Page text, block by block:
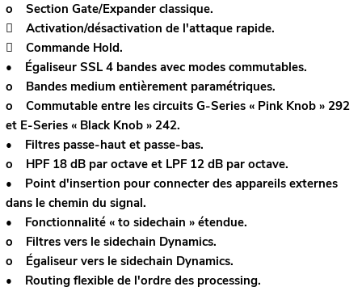
o Section Gate/Expander classique.
 Activation/désactivation de l'attaque rapide.
 Commande Hold.
• Égaliseur SSL 4 bandes avec modes commutables.
o Bandes medium entièrement paramétriques.
o Commutable entre les circuits G-Series « Pink Knob » 292
et E-Series « Black Knob » 242.
• Filtres passe-haut et passe-bas.
o HPF 18 dB par octave et LPF 12 dB par octave.
• Point d'insertion pour connecter des appareils externes
dans le chemin du signal.
• Fonctionnalité « to sidechain » étendue.
o Filtres vers le sidechain Dynamics.
o Égaliseur vers le sidechain Dynamics.
• Routing flexible de l'ordre des processing.